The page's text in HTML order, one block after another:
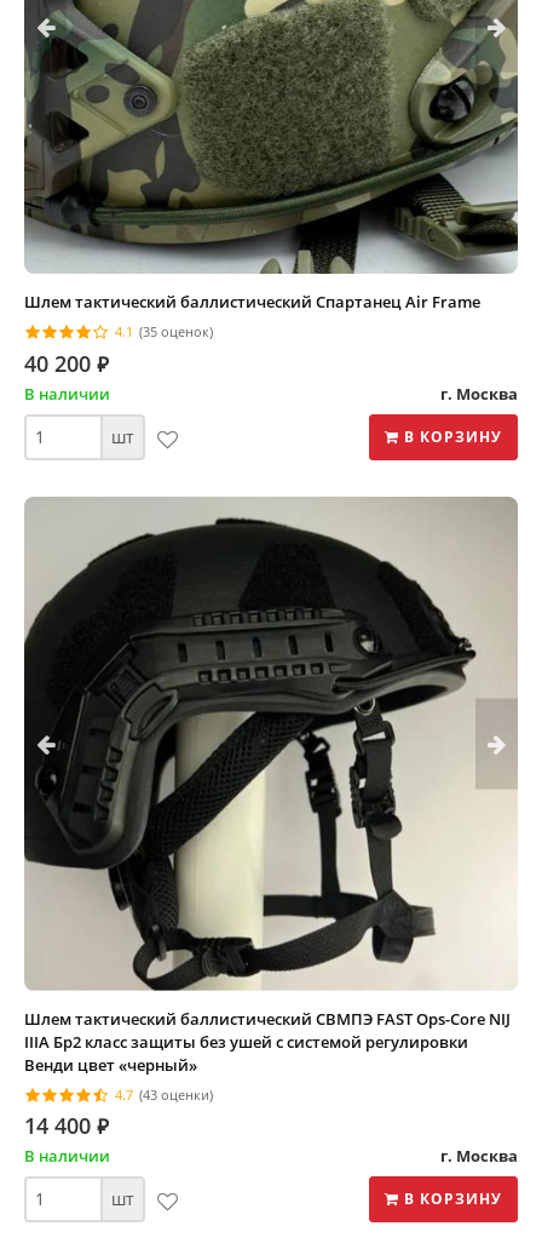
Шлем тактический баллистический Спартанец Air Frame
4.1 (35 оценок)
40 200 ⃏
В наличии г. Москва
шт В КОРЗИНУ
Шлем тактический баллистический СВМПЭ FAST Ops-Core NIJ
IIIA Бр2 класс защиты без ушей с системой регулировки
Венди цвет «черный»
4.7 (43 оценки)
14 400 ⃏
В наличии г. Москва
шт В КОРЗИНУ